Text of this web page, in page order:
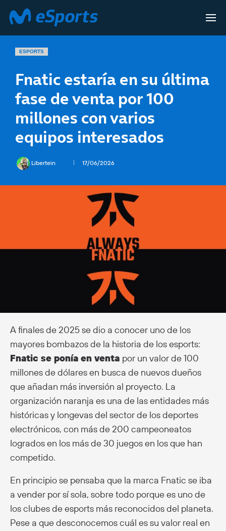
ESPORTS
Fnatic estaría en su última
fase de venta por 100
millones con varios
equipos interesados
Libertein 17/06/2026
A finales de 2025 se dio a conocer uno de los
mayores bombazos de la historia de los esports:
Fnatic se ponía en venta por un valor de 100
millones de dólares en busca de nuevos dueños
que añadan más inversión al proyecto. La
organización naranja es una de las entidades más
históricas y longevas del sector de los deportes
electrónicos, con más de 200 campeoneatos
logrados en los más de 30 juegos en los que han
competido.
En principio se pensaba que la marca Fnatic se iba
a vender por sí sola, sobre todo porque es uno de
los clubes de esports más reconocidos del planeta.
Pese a que desconocemos cuál es su valor real en